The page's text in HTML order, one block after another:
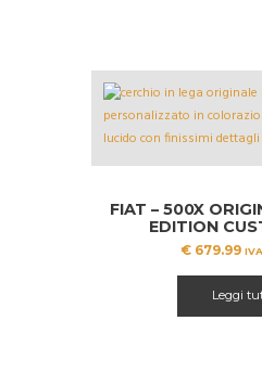
FIAT – 500X
EDITION
€679.99
Leggi